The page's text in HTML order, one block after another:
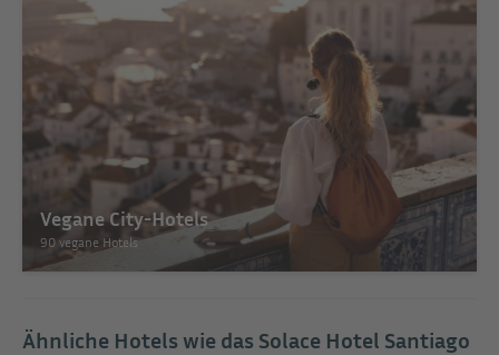
Vegane City-Hotels
90 vegane Hotels
Ähnliche Hotels wie das Solace Hotel Santiago